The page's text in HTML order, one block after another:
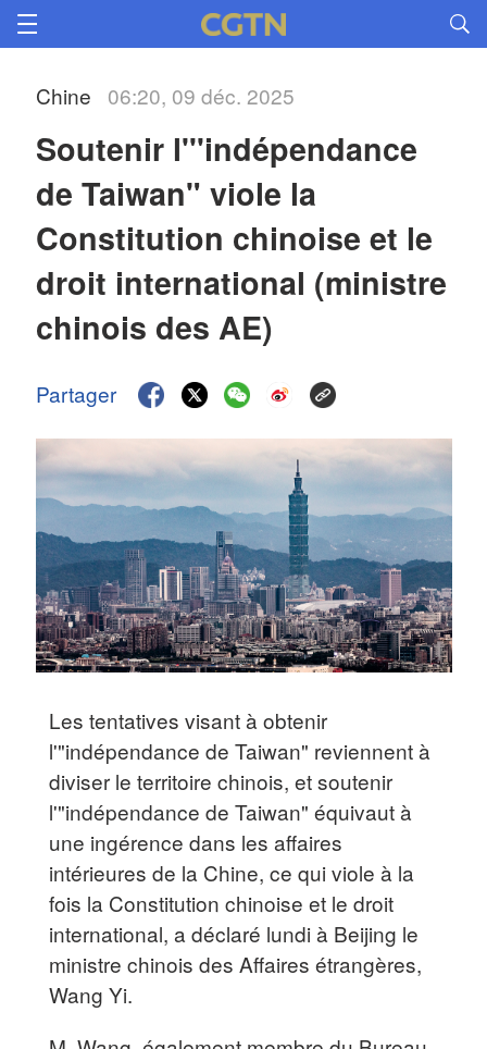
Chine 06:20, 09 déc. 2025
Soutenir l'''indépendance
de Taiwan" viole la
Constitution chinoise et le
droit international (ministre
chinois des AE)
Partager
Les tentatives visant à obtenir
l'"indépendance de Taiwan" reviennent à
diviser le territoire chinois, et soutenir
l'"indépendance de Taiwan" équivaut à
une ingérence dans les affaires
intérieures de la Chine, ce qui viole à la
fois la Constitution chinoise et le droit
international, a déclaré lundi à Beijing le
ministre chinois des Affaires étrangères,
Wang Yi.